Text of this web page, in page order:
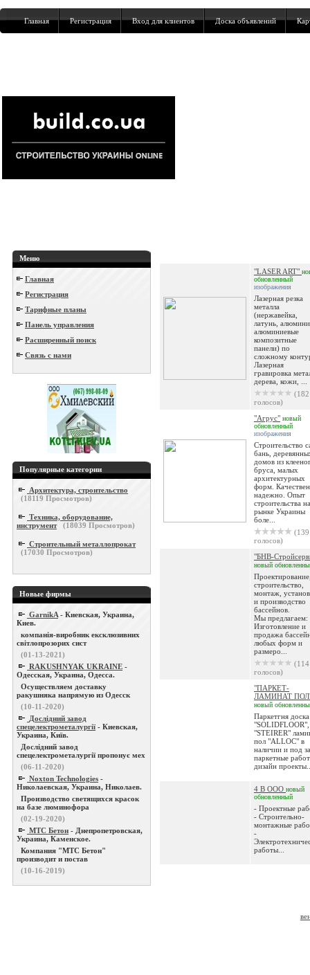
Главная Регистрация Вход для клиентов Доска объявлений
Меню
Главная
Регистрация
Тарифные планы
Панель управления
Расширенный поиск
Связь с нами
Популярные категории
Архитектура, строительство
(18119 Просмотров)
Техника, оборудование,
инструмент
(18039 Просмотров)
Строительный металлопрокат
(17030 Просмотров)
Новые фирмы
GarnikA - Киевская, Украина,
Киев.
компанія-виробник ексклюзивних
світлопрозорих сист
(01-13-2021)
RAKUSHNYAK UKRAINE -
Одесская, Украина, Одесса.
Осуществляем доставку
ракушняка напрямую из Одесск
(10-11-2020)
Дослідний завод
спецелектрометалургії - Киевская,
Украина, Київ.
Дослідний завод
спецелектрометалургії пропонує мех
(06-11-2020)
Noxton Technologies -
Николаевская, Украина, Николаев.
Производство светящихся красок
на базе люминофора
(02-19-2020)
МТС Бетон - Днепропетровская,
Украина, Каменское.
Компания "МТС Бетон"
производит и постав
(10-16-2019)
"LASER ART"
обновленный
изображения
Лазерная резка
металла
(нержавейка,
латунь,
алюминиевые
композитные
панели) по
сложному
Лазерная
гравировка
дерева, кожи, ...
(182
голосов)
"Агрус" новый
обновленный
изображения
Строительство
бань,
домов из
бруса, малых
архитектурных
форм.
надежно. Опыт
строительства на
рынке Украины
боле...
(139
голосов)
"БНВ-
новый
строительство,
монтаж,
и производство
бассейнов.
Мы предлагаем:
Изготовление и
продажа
любых форм и
размеро...
(114
голосов)
"ПАРКЕТ-
ЛАМИНАТ
новый
Паркетгня доска
"SOLIDFLOOR",
"STEIRER"
пол "ALLOC" в
наличии и под
паркетные
дизайн
4 В ООО новый
обновленный
- Проектные
- Строительно-
монтажные
-
работы...